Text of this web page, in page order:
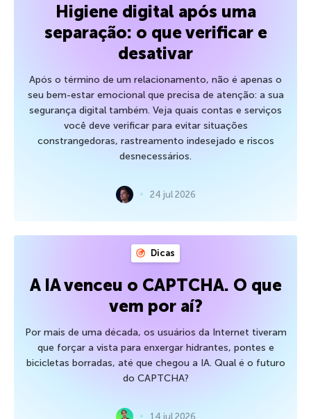
Higiene digital após uma
separação: o que verificar e
desativar
Após o término de um relacionamento, não é apenas o
seu bem-estar emocional que precisa de atenção: a sua
segurança digital também. Veja quais contas e serviços
você deve verificar para evitar situações
constrangedoras, rastreamento indesejado e riscos
desnecessários.
24 jul 2026
Dicas
A IA venceu o CAPTCHA. O que
vem por aí?
Por mais de uma década, os usuários da Internet tiveram
que forçar a vista para enxergar hidrantes, pontes e
bicicletas borradas, até que chegou a IA. Qual é o futuro
do CAPTCHA?
14 jul 2026